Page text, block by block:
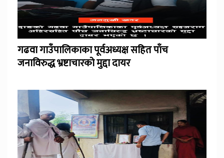
गढवा गाउँपालिकाका पूर्वअध्यक्ष सहित पाँच
जनाविरुद्ध भ्रष्टाचारको मुद्दा दायर